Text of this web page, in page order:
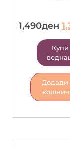
1,490ден
Купи
Додади